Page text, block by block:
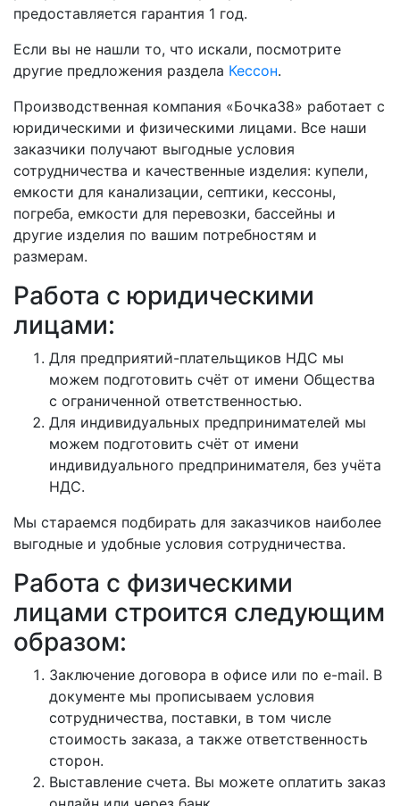
предоставляется гарантия 1 год.
Если вы не нашли то, что искали, посмотрите
другие предложения раздела Кессон.
Производственная компания «Бочка38» работает с
юридическими и физическими лицами. Все наши
заказчики получают выгодные условия
сотрудничества и качественные изделия: купели,
емкости для канализации, септики, кессоны,
погреба, емкости для перевозки, бассейны и
другие изделия по вашим потребностям и
размерам.
Работа с юридическими
лицами:
Для предприятий-плательщиков НДС мы
можем подготовить счёт от имени Общества
с ограниченной ответственностью.
Для индивидуальных предпринимателей мы
можем подготовить счёт от имени
индивидуального предпринимателя, без учёта
НДС.
Мы стараемся подбирать для заказчиков наиболее
выгодные и удобные условия сотрудничества.
Работа с физическими
лицами строится следующим
образом:
Заключение договора в офисе или по e-mail. В
документе мы прописываем условия
сотрудничества, поставки, в том числе
стоимость заказа, а также ответственность
сторон.
Выставление счета. Вы можете оплатить заказ